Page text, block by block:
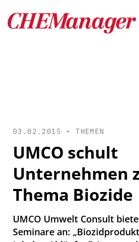
03.02.2015 •THEMEN
UMCO schult
Unternehmen
Thema Biozide
UMCO Umwelt Consult
Seminare an: